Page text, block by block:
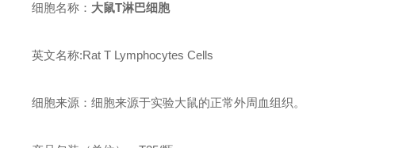
细胞名称： 大鼠T淋巴细胞
英文名称:Rat T Lymphocytes Cells
细胞来源：细胞来源于实验大鼠的正常外周血组织。